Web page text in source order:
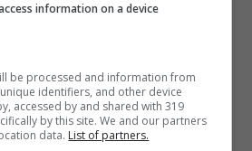
derivanti dalla
manifestarsi a
sulle card dei beneficiari. È
l’ADI segue ancora le
information on a device
be processed and information from
identifiers, and other device
accessed by and shared with 319
by this site. We and our partners
data. List of partners.